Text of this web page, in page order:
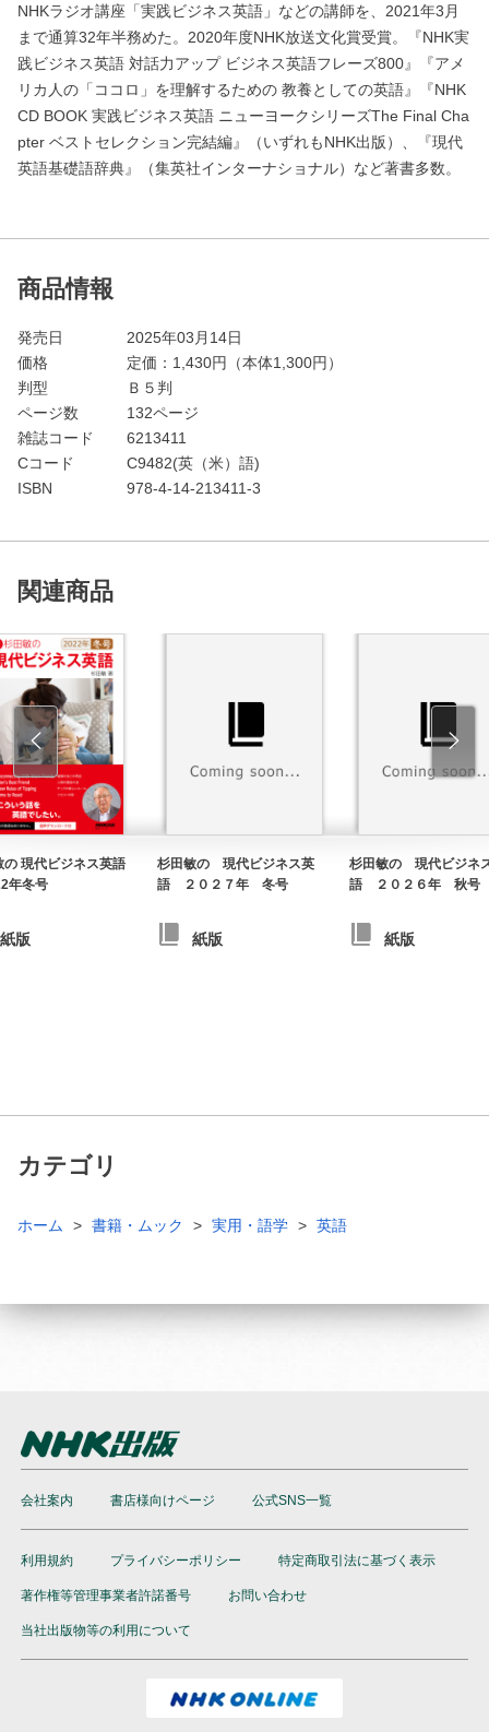
NHKラジオ講座「実践ビジネス英語」などの講師を、2021年3月
まで通算32年半務めた。2020年度NHK放送文化賞受賞。『NHK実
践ビジネス英語 対話力アップ ビジネス英語フレーズ800』『アメ
リカ人の「ココロ」を理解するための 教養としての英語』『NHK
CD BOOK 実践ビジネス英語 ニューヨークシリーズThe Final Cha
pter ベストセレクション完結編』（いずれもNHK出版）、『現代
英語基礎語辞典』（集英社インターナショナル）など著書多数。
商品情報
発売日
2025年03月14日
価格
定価： 1,430円（本体1,300円）
判型
Ｂ５判
ページ数
132ページ
雑誌コード
6213411
Cコード
C9482(英（米）語)
ISBN
978-4-14-213411-3
関連商品
の 現代ビジネス英語
冬号
紙版
杉田敏の 現代ビジネス英
語 ２０２７年 冬号
紙版
杉田敏の 現代ビジネ
語 ２０２６年 秋号
紙版
カテゴリ
ホーム 書籍・ムック 実用・語学 英語
会社案内 書店様向けページ 公式SNS一覧
利用規約 プライバシーポリシー 特定商取引法に基づく表示
著作権等管理事業者許諾番号 お問い合わせ
当社出版物等の利用について